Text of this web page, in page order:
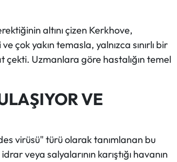
altını çizen Kerkhove,
çok yakın temasla, yalnızca sınırlı bir
Uzmanlara göre hastalığın temel
VE
virüsü" türü olarak tanımlanan bu
veya salyalarının karıştığı havanın